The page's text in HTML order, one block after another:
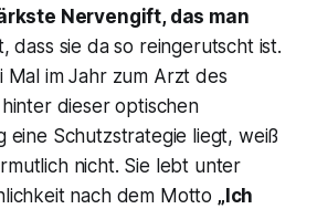
Nervengift, das man
dass sie da so reingerutscht ist.
Mal im Jahr zum Arzt des
dieser optischen
eine Schutzstrategie liegt, weiß
nicht. Sie lebt unter
nach dem Motto „Ich